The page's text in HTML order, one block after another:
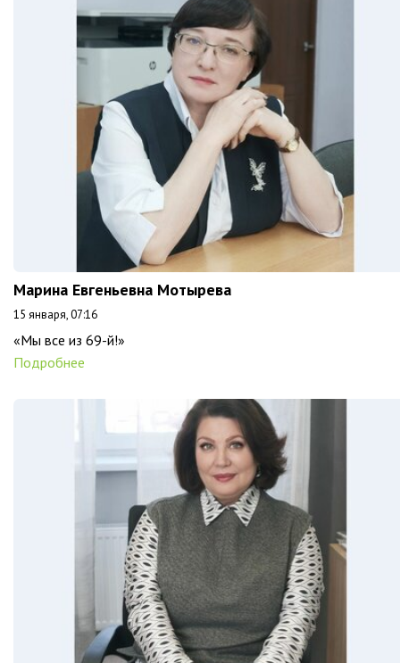
Марина Евгеньевна Мотырева
15 января, 07:16
«Мы все из 69-й!»
Подробнее